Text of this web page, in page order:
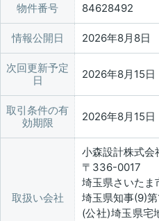
物件番号 84628492
情報公開日 2026年8月8日
次回更新予定
日
2026年8月15日
取引条件の有
効期限
2026年8月15日
取扱い会社
小森設計株式会
〒336-0017
埼玉県さいたま
埼玉県知事(9)
(公社)埼玉県宅